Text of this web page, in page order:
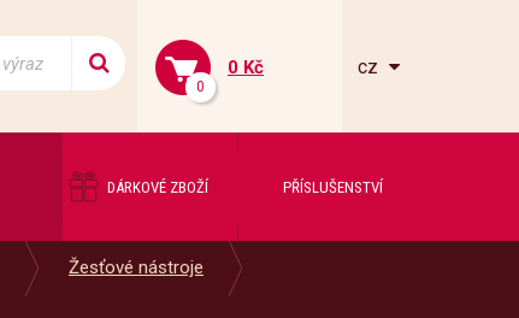
0
0 Kč cz
DÁRKOVÉ ZBOŽÍ PŘÍSLUŠENSTVÍ
Žesťové nástroje